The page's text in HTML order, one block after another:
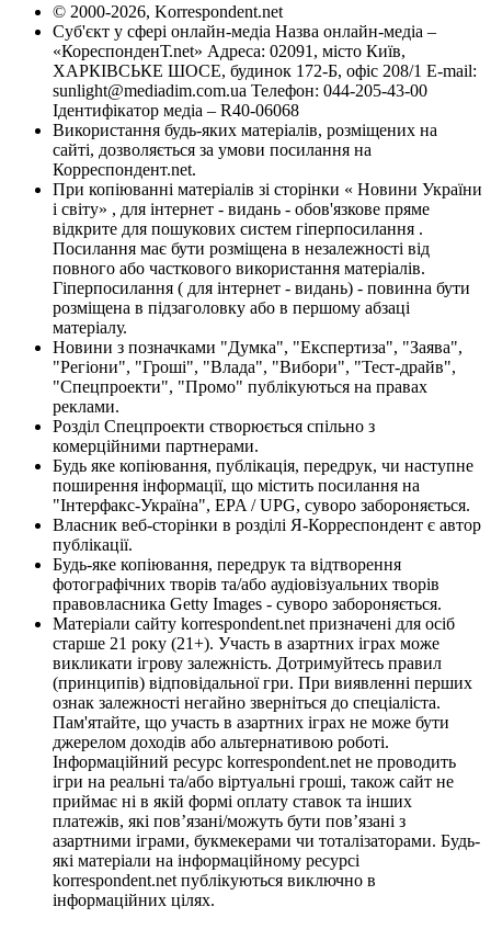
© 2000-2026, Korrespondent.net
Суб'єкт у сфері онлайн-медіа Назва онлайн-медіа –
«КореспонденТ.net» Адреса: 02091, місто Київ,
ХАРКІВСЬКЕ ШОСЕ, будинок 172-Б, офіс 208/1 E-mail:
sunlight@mediadim.com.ua Телефон: 044-205-43-00
Ідентифікатор медіа – R40-06068
Використання будь-яких матеріалів, розміщених на
сайті, дозволяється за умови посилання на
Корреспондент.net.
При копіюванні матеріалів зі сторінки « Новини України
і світу» , для інтернет - видань - обов'язкове пряме
відкрите для пошукових систем гіперпосилання .
Посилання має бути розміщена в незалежності від
повного або часткового використання матеріалів.
Гіперпосилання ( для інтернет - видань) - повинна бути
розміщена в підзаголовку або в першому абзаці
матеріалу.
Новини з позначками "Думка", "Експертиза", "Заява",
"Регіони", "Гроші", "Влада", "Вибори", "Тест-драйв",
"Спецпроекти", "Промо" публікуються на правах
реклами.
Розділ Спецпроекти створюється спільно з
комерційними партнерами.
Будь яке копіювання, публікація, передрук, чи наступне
поширення інформації, що містить посилання на
"Інтерфакс-Україна", EPA / UPG, суворо забороняється.
Власник веб-сторінки в розділі Я-Корреспондент є автор
публікації.
Будь-яке копіювання, передрук та відтворення
фотографічних творів та/або аудіовізуальних творів
правовласника Getty Images - суворо забороняється.
Матеріали сайту korrespondent.net призначені для осіб
старше 21 року (21+). Участь в азартних іграх може
викликати ігрову залежність. Дотримуйтесь правил
(принципів) відповідальної гри. При виявленні перших
ознак залежності негайно зверніться до спеціаліста.
Пам'ятайте, що участь в азартних іграх не може бути
джерелом доходів або альтернативою роботі.
Інформаційний ресурс korrespondent.net не проводить
ігри на реальні та/або віртуальні гроші, також сайт не
приймає ні в якій формі оплату ставок та інших
платежів, які пов’язані/можуть бути пов’язані з
азартними іграми, букмекерами чи тоталізаторами. Будь-
які матеріали на інформаційному ресурсі
korrespondent.net публікуються виключно в
інформаційних цілях.